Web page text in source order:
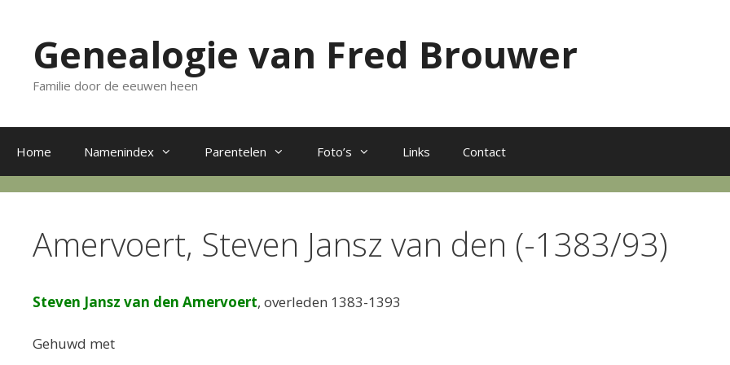
inhoudGenealogie van Fred Brouwer
Familie door de eeuwen heen
Home Namenindex Parentelen Foto’s Links Contact
Amervoert, Steven Jansz van den (-1383/93)
Steven Jansz van den Amervoert, overleden 1383-1393
Gehuwd met